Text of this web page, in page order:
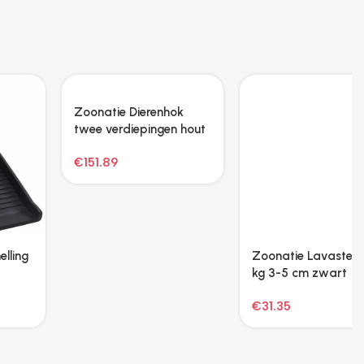
Zoonatie Kattenmeubel
Zoonatie 6-delige
Schapentondeuseset